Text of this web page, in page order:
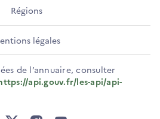
Régions
légales
de l’annuaire, consulter
api.gouv.fr/les-api/api-